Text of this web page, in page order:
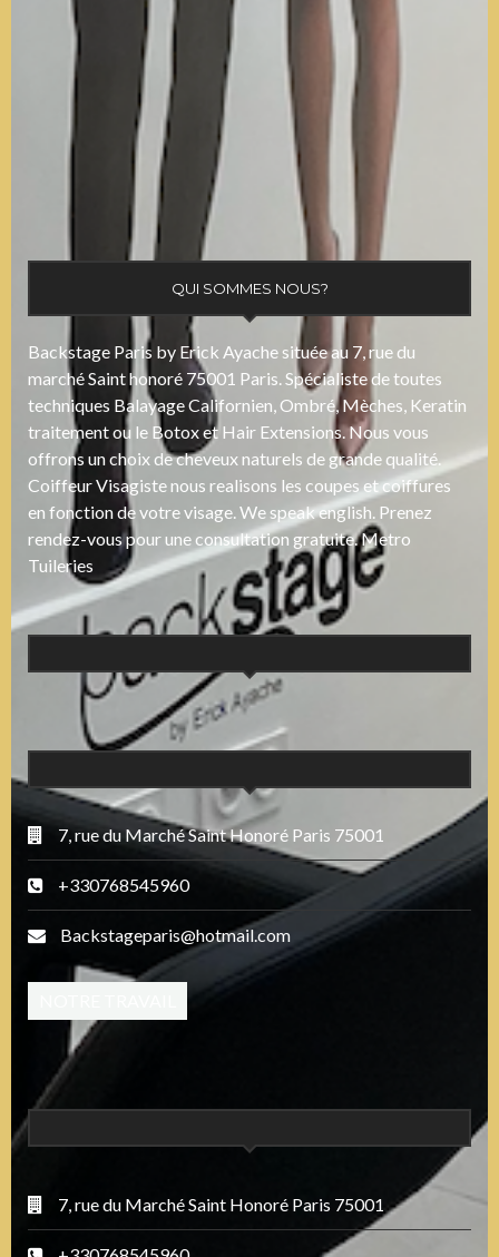
QUI SOMMES NOUS?
Backstage Paris by Erick Ayache située au 7, rue du
marché Saint honoré 75001 Paris. Spécialiste de toutes
techniques Balayage Californien, Ombré, Mèches, Keratin
traitement ou le Botox et Hair Extensions. Nous vous
offrons un choix de cheveux naturels de grande qualité.
Coiffeur Visagiste nous realisons les coupes et coiffures
en fonction de votre visage. We speak english. Prenez
rendez-vous pour une consultation gratuite. Metro
Tuileries
7, rue du Marché Saint Honoré Paris 75001
+330768545960
Backstageparis@hotmail.com
7, rue du Marché Saint Honoré Paris 75001